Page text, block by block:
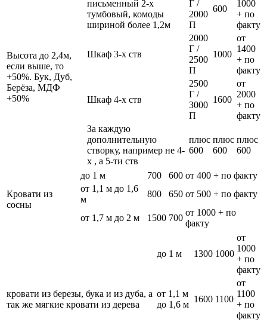
Высота до 2,4м,
если выше, то
+50%. Бук, Дуб,
Берёза, МДФ
+50%
письменный 2-х
тумбовый, комоды
шириной более 1,2м
Г /
2000
П
600
1000
+ по
факту
Шкаф 3-х ств
2000
Г /
2500
П
1000
от
1400
+ по
факту
Шкаф 4-х ств
2500
Г /
3000
П
1600
от
2000
+ по
факту
За каждую
дополнительную
створку, например не 4-
х , а 5-ти ств
плюс
600
плюс
600
плюс
600
Кровати из
сосны
до 1 м 700 600 от 400 + по факту
от 1,1 м до 1,6
м
800 650 от 500 + по факту
от 1,7 м до 2 м 1500 700
от 1000 + по
факту
кровати из березы, бука и из дуба, а
так же мягкие кровати из дерева
до 1 м 1300 1000
от
1000
+ по
факту
от 1,1 м
до 1,6 м
1600 1100
от
1100
+ по
факту